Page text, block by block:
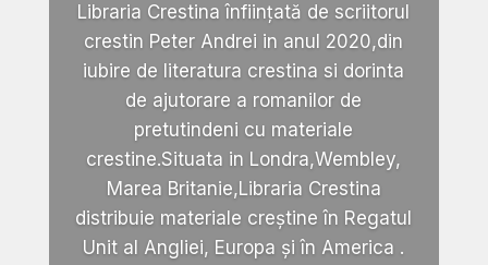
Libraria Crestina înființată de scriitorul
crestin Peter Andrei in anul 2020,din
iubire de literatura crestina si dorinta
de ajutorare a romanilor de
pretutindeni cu materiale
crestine.Situata in Londra,Wembley,
Marea Britanie,Libraria Crestina
distribuie materiale creștine în Regatul
Unit al Angliei, Europa și în America .